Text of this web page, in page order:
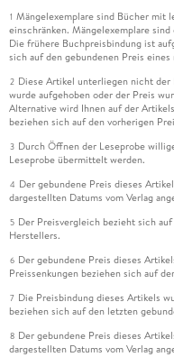
1 Mängelexemplare sind Bücher mit
einschränken. Mängelexemplare
Die frühere Buchpreisbindung ist
sich auf den gebundenen Preis eines
2 Diese Artikel unterliegen nicht
wurde aufgehoben oder der Preis
Alternative wird Ihnen auf der
beziehen sich auf den vorherigen
3 Durch Öffnen der Leseprobe
Leseprobe übermittelt werden.
4 Der gebundene Preis dieses
dargestellten Datums vom Verlag
5 Der Preisvergleich bezieht sich
Herstellers.
6 Der gebundene Preis dieses
Preissenkungen beziehen sich auf
7 Die Preisbindung dieses Artikels
beziehen sich auf den letzten
8 Der gebundene Preis dieses
dargestellten Datums vom Verlag